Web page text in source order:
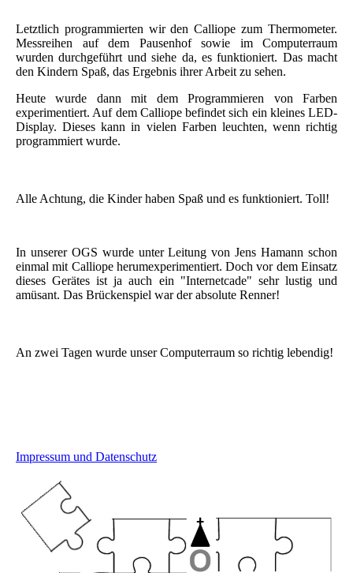
Letztlich programmierten wir den Calliope zum Thermometer.
Messreihen auf dem Pausenhof sowie im Computerraum
wurden durchgeführt und siehe da, es funktioniert. Das macht
den Kindern Spaß, das Ergebnis ihrer Arbeit zu sehen.
Heute wurde dann mit dem Programmieren von Farben
experimentiert. Auf dem Calliope befindet sich ein kleines LED-
Display. Dieses kann in vielen Farben leuchten, wenn richtig
programmiert wurde.
Alle Achtung, die Kinder haben Spaß und es funktioniert. Toll!
In unserer OGS wurde unter Leitung von Jens Hamann schon
einmal mit Calliope herumexperimentiert. Doch vor dem Einsatz
dieses Gerätes ist ja auch ein "Internetcade" sehr lustig und
amüsant. Das Brückenspiel war der absolute Renner!
An zwei Tagen wurde unser Computerraum so richtig lebendig!
Impressum und Datenschutz